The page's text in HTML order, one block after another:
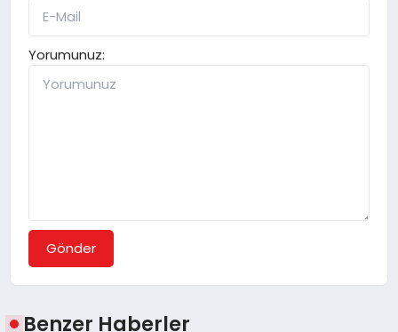
Yorumunuz:
Gönder
Benzer Haberler